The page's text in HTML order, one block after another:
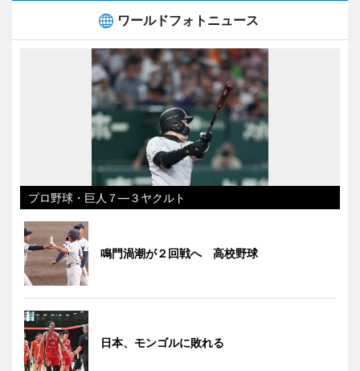
ワールドフォトニュース
プロ野球・巨人７―３ヤクルト
鳴門渦潮が２回戦へ 高校野球
日本、モンゴルに敗れる